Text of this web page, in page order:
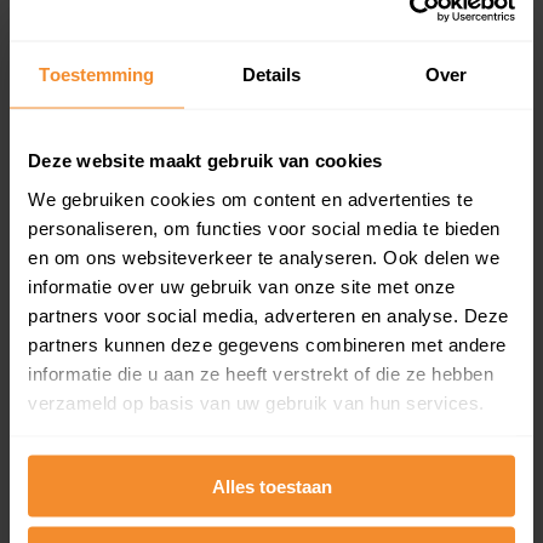
Toestemming Details Over
Deze website maakt gebruik van cookies
We gebruiken cookies om content en advertenties te
personaliseren, om functies voor social media te bieden
en om ons websiteverkeer te analyseren. Ook delen we
informatie over uw gebruik van onze site met onze
partners voor social media, adverteren en analyse. Deze
partners kunnen deze gegevens combineren met andere
informatie die u aan ze heeft verstrekt of die ze hebben
verzameld op basis van uw gebruik van hun services.
Alles toestaan
Koopsommenoverzicht (1 jaar gratis
Inclusief 1 jaar gratis updates
inclusief een jaar lang gratis updates van nieuwe
koopsommen.
Bekijk product
Direct leverbaar
Kadastrale kaart pakket
Alleen globale ligging perceel